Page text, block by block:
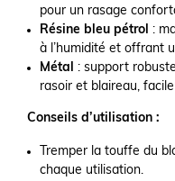
pour un rasage
Résine bleu pétrol :
à l’humidité et offrant
Métal : support
rasoir et blaireau,
Conseils d’utilisation :
Tremper la touffe du
chaque utilisation.